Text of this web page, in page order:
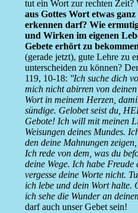
tut ein Wort zur rechten Zeit?
aus Gottes Wort etwas
erkennen darf? Wie
und Wirken im eigenen
Gebete erhört zu
(gerade jetzt), gute Lehre zu
unterscheiden zu können?
119, 10-18: ''Ich suche dich
mich nicht abirren von
Wort in meinem Herzen,
sündige. Gelobet seist du,
Gebote! Ich will mit meinen
Weisungen deines Mundes.
den deine Mahnungen
Ich rede von dem, was du
deine Wege. Ich habe Freude
vergesse deine Worte nicht.
ich lebe und dein Wort halte.
ich sehe die Wunder an
darf auch unser Gebet sein!